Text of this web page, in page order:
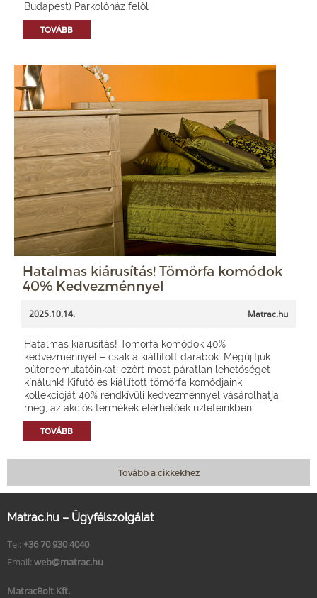
Budapest) Parkolóház felől
TOVÁBB
Hatalmas kiárusítás! Tömörfa komódok
40% Kedvezménnyel
2025.10.14. Matrac.hu
Hatalmas kiárusítás! Tömörfa komódok 40%
kedvezménnyel – csak a kiállított darabok. Megújítjuk
bútorbemutatóinkat, ezért most páratlan lehetőséget
kínálunk! Kifutó és kiállított tömörfa komódjaink
kollekcióját 40% rendkívüli kedvezménnyel vásárolhatja
meg, az akciós termékek elérhetőek üzleteinkben.
TOVÁBB
Tovább a cikkekhez
Matrac.hu – Ügyfélszolgálat
Tel: +36 70 930 4040
Email: web@matrac.hu
MatracBolt Kft.